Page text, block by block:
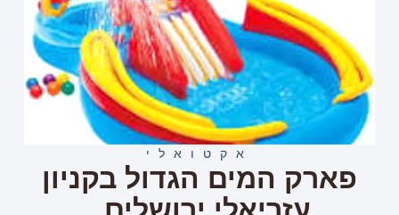
אקטואלי
פארק המים הגדול בקניון